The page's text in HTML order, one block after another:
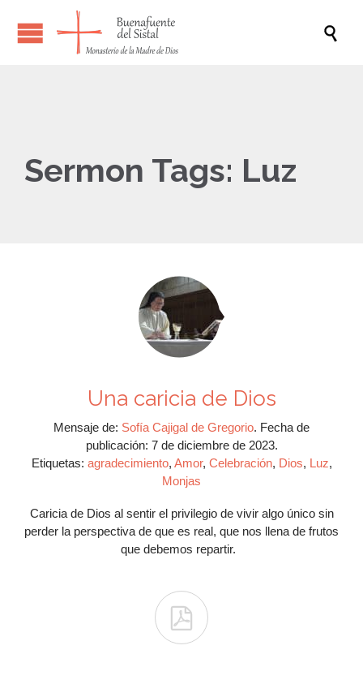

Sermon Tags: Luz
Una caricia de Dios
Mensaje de: Sofía Cajigal de Gregorio. Fecha de
publicación: 7 de diciembre de 2023.
Etiquetas: agradecimiento, Amor, Celebración, Dios, Luz,
Monjas
Caricia de Dios al sentir el privilegio de vivir algo único sin
perder la perspectiva de que es real, que nos llena de frutos
que debemos repartir.
